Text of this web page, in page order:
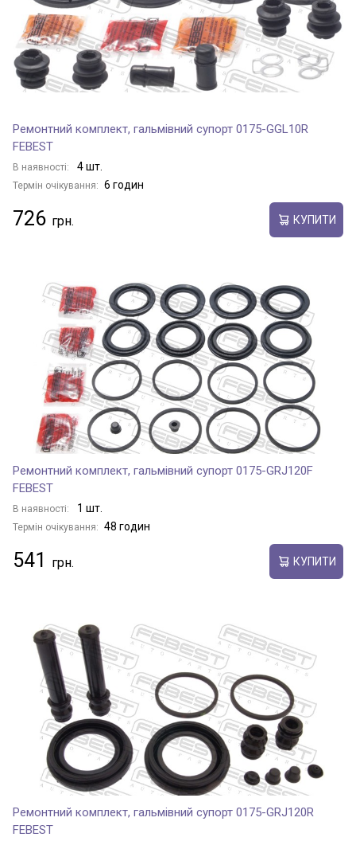
Ремонтний комплект, гальмівний супорт 0175-GGL10R
FEBEST
В наявності: 4 шт.
Термін очікування: 6 годин
726 КУПИТИ
Ремонтний комплект, гальмівний супорт 0175-GRJ120F
FEBEST
В наявності: 1 шт.
Термін очікування: 48 годин
541 КУПИТИ
Ремонтний комплект, гальмівний супорт 0175-GRJ120R
FEBEST